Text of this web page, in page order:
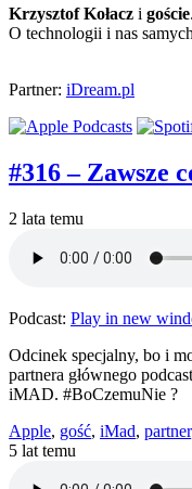
Krzysztof Kołacz i goście.
O technologii i nas
Partner: iDream.pl
#316 – Zawsze
2 lata temu
Podcast: Play in new
Odcinek specjalny, bo i
partnera głównego
iMAD. #BoCzemuNie ?
Apple, gość, iMad, partner
5 lat temu